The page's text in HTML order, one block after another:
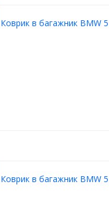
Коврик в багажник BMW
Коврик в багажник BMW